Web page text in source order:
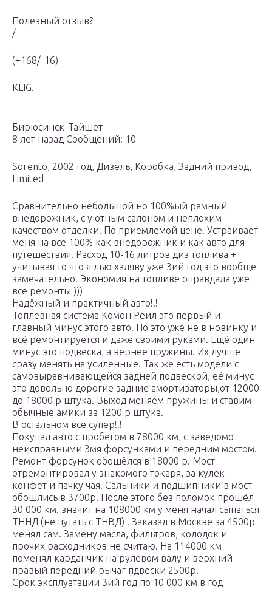
Полезный отзыв?
/
(+168/-16)
KLIG.
Бирюсинск-Тайшет
8 лет назад Сообщений: 10
Sorento, 2002 год, Дизель, Коробка, Задний привод,
Limited
Сравнительно небольшой но 100%ый рамный
внедорожник, с уютным салоном и неплохим
качеством отделки. По приемлемой цене. Устраивает
меня на все 100% как внедорожник и как авто для
путешествия. Расход 10-16 литров диз топлива +
учитывая то что я лью халяву уже 3ий год это вообще
замечательно. Экономия на топливе оправдала уже
все ремонты )))
Надёжный и практичный авто!!!
Топлевная система Комон Реил это первый и
главный минус этого авто. Но это уже не в новинку и
всё ремонтируется и даже своими руками. Ещё один
минус это подвеска, а вернее пружины. Их лучше
сразу менять на усиленные. Так же есть модели с
самовыравнивающейся задней подвеской, её минус
это довольно дорогие задние амортизаторы,от 12000
до 18000 р штука. Выход меняем пружины и ставим
обычные амики за 1200 р штука.
В остальном всё супер!!!
Покупал авто с пробегом в 78000 км, с заведомо
неисправными 3мя форсунками и передним мостом.
Ремонт форсунок обошёлся в 18000 р. Мост
отремонтировал у знакомого токаря, за кулёк
конфет и пачку чая. Сальники и подшипники в мост
обошлись в 3700р. После этого без поломок прошёл
30 000 км. значит на 108000 км у меня начал сыпаться
ТННД (не путать с ТНВД) . Заказал в Москве за 4500р
менял сам. Замену масла, фильтров, колодок и
прочих расходников не считаю. На 114000 км
поменял карданчик на рулевом валу и верхний
правый передний рычаг пдвески 2500р.
Срок эксплуатации 3ий год по 10 000 км в год